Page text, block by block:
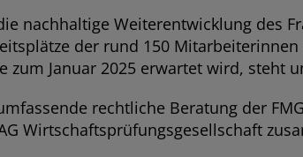
nachhaltige Weiterentwicklung des
der rund 150
zum Januar 2025 erwartet wird, steht
rechtliche Beratung der
Wirtschaftsprüfungsgesellschaft